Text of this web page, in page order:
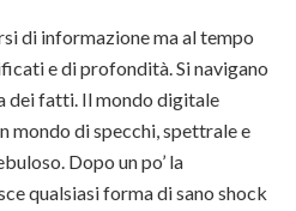
di informazione ma al tempo
e di profondità. Si navigano
dei fatti. Il mondo digitale
mondo di specchi, spettrale e
Dopo un po’ la
qualsiasi forma di sano shock